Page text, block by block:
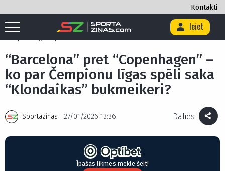
Kontakti
Ieiet
Sākums Ekskluzīvi / Blogi / “Barcelona” pret “Copenhagen” – ko par
“Barcelona” pret “Copenhagen” –
ko par Čempionu līgas spēli saka
“Klondaikas” bukmeikeri?
Sportazinas 27/01/2026 13:36 Dalies
Īpašās likmes meklē šeit!